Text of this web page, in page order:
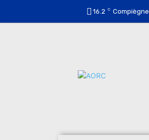
16.2 C Compiègne